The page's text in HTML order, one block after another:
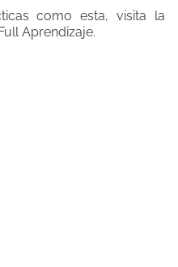
como esta, visita la
Aprendizaje.